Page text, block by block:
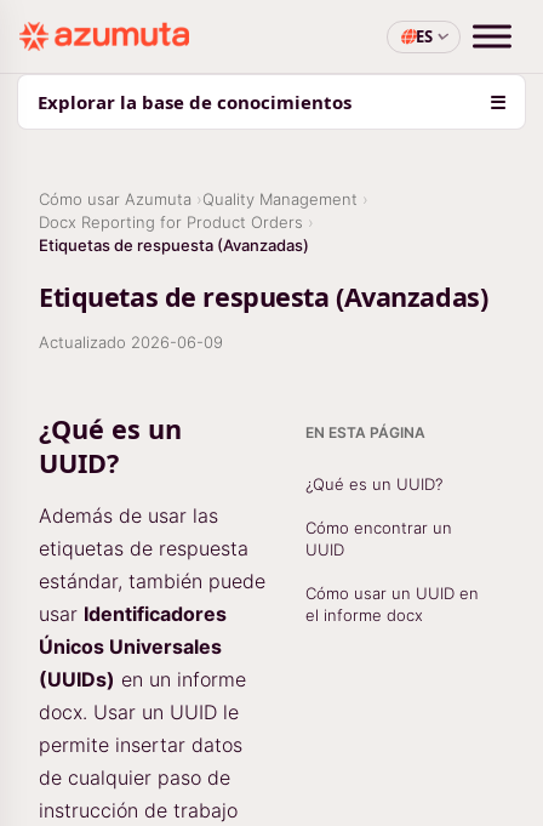
ES
Explorar la base de conocimientos ☰
Cómo usar Azumuta
Quality Management
Docx Reporting for Product Orders
Etiquetas de respuesta (Avanzadas)
Etiquetas de respuesta (Avanzadas)
Actualizado 2026-06-09
¿Qué es un
UUID?
Además de usar las
etiquetas de respuesta
estándar, también puede
usar Identificadores
Únicos Universales
(UUIDs) en un informe
docx. Usar un UUID le
permite insertar datos
de cualquier paso de
instrucción de trabajo
EN ESTA PÁGINA
¿Qué es un UUID?
Cómo encontrar un
UUID
Cómo usar un UUID en
el informe docx